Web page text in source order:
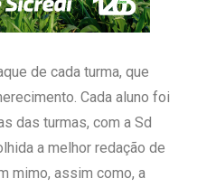
de cada turma, que
Cada aluno foi
das turmas, com a Sd
a melhor redação de
mimo, assim como, a